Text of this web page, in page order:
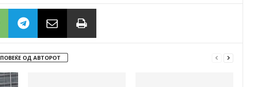
ПОВЕЌЕ ОД АВТОРОТ